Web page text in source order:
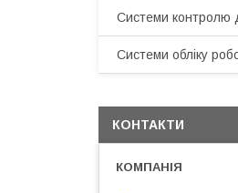
Системи контролю
Системи обліку
КОНТАКТИ